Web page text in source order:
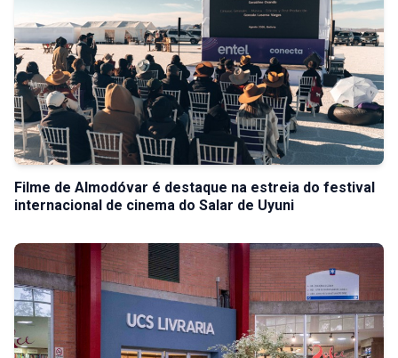
Filme de Almodóvar é destaque na estreia do festival
internacional de cinema do Salar de Uyuni